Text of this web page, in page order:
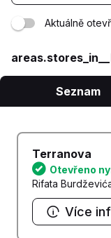
Aktuálně
Seznam
Terranova
Otevřeno
Rifata
Více